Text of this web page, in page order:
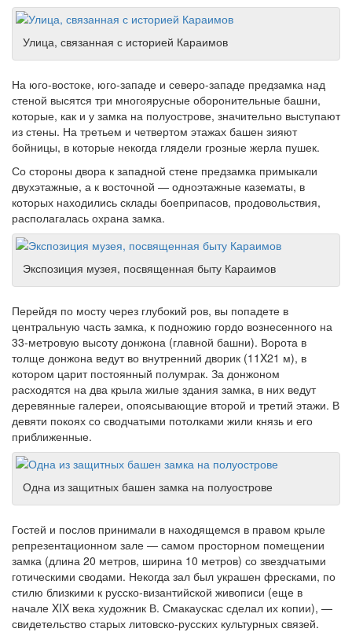
Улица, связанная с историей Караимов
На юго-востоке, юго-западе и северо-западе предзамка над
стеной высятся три многоярусные оборонительные башни,
которые, как и у замка на полуострове, значительно выступают
из стены. На третьем и четвертом этажах башен зияют
бойницы, в которые некогда глядели грозные жерла пушек.
Со стороны двора к западной стене предзамка примыкали
двухэтажные, а к восточной — одноэтажные казематы, в
которых находились склады боеприпасов, продовольствия,
располагалась охрана замка.
Экспозиция музея, посвященная быту Караимов
Перейдя по мосту через глубокий ров, вы попадете в
центральную часть замка, к подножию гордо вознесенного на
33-метровую высоту донжона (главной башни). Ворота в
толще донжона ведут во внутренний дворик (11X21 м), в
котором царит постоянный полумрак. За донжоном
расходятся на два крыла жилые здания замка, в них ведут
деревянные галереи, опоясывающие второй и третий этажи. В
девяти покоях со сводчатыми потолками жили князь и его
приближенные.
Одна из защитных башен замка на полуострове
Гостей и послов принимали в находящемся в правом крыле
репрезентационном зале — самом просторном помещении
замка (длина 20 метров, ширина 10 метров) со звездчатыми
готическими сводами. Некогда зал был украшен фресками, по
стилю близкими к русско-византийской живописи (еще в
начале XIX века художник В. Смакаускас сделал их копии), —
свидетельство старых литовско-русских культурных связей.